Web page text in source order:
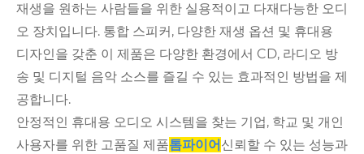
재생을 원하는 사람들을 위한 실용적이고 다재다능한 오디
오 장치입니다. 통합 스피커, 다양한 재생 옵션 및 휴대용
디자인을 갖춘 이 제품은 다양한 환경에서 CD, 라디오 방
송 및 디지털 음악 소스를 즐길 수 있는 효과적인 방법을 제
공합니다.
안정적인 휴대용 오디오 시스템을 찾는 기업, 학교 및 개인
사용자를 위한 고품질 제품톰파이어신뢰할 수 있는 성능과